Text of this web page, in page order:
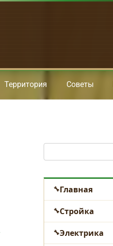
Территория Советы
Главная
Стройка
Электрика